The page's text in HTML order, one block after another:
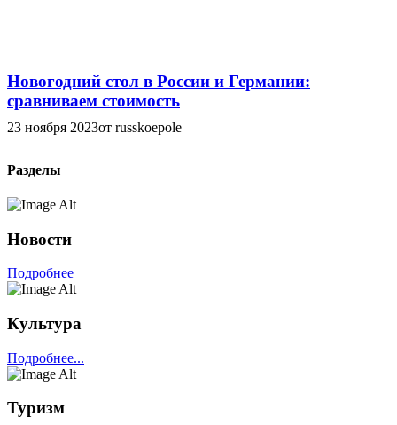
Новогодний стол в России и Германии:
сравниваем стоимость
23 ноября 2023от russkoepole
Разделы
Новости
Подробнее
Культура
Подробнее...
Туризм